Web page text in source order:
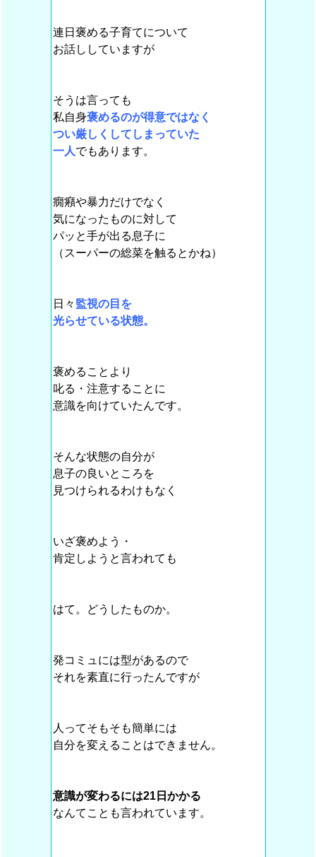
連日褒める子育てについて
お話ししていますが
そうは言っても
私自身褒めるのが得意ではなく
つい厳しくしてしまっていた
一人でもあります。
癇癪や暴力だけでなく
気になったものに対して
パッと手が出る息子に
（スーパーの総菜を触るとかね）
日々 監視の目を
光らせている状態。
褒めることより
叱る・注意することに
意識を向けていたんです。
そんな状態の自分が
息子の良いところを
見つけられるわけもなく
いざ褒めよう・
肯定しようと言われても
はて。どうしたものか。
発コミュには型があるので
それを素直に行ったんですが
人ってそもそも簡単には
自分を変えることはできません。
意識が変わるには21日かかる
なんてことも言われています。